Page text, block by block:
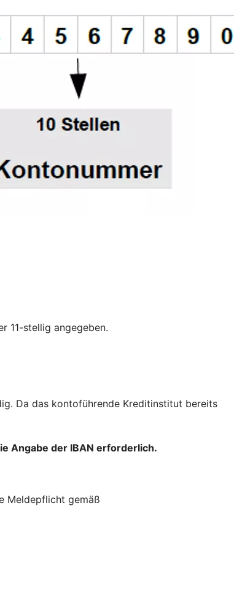
11-stellig angegeben.
Da das kontoführende Kreditinstitut bereits
Angabe der IBAN erforderlich.
Meldepflicht gemäß